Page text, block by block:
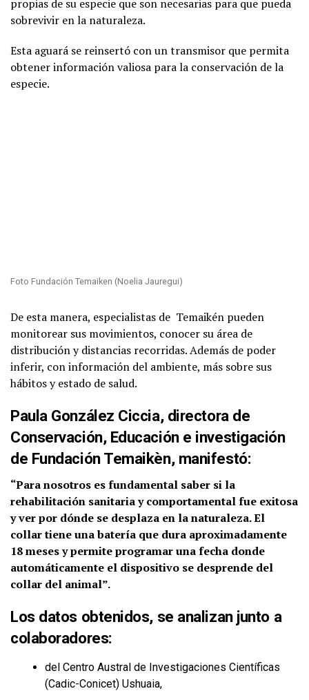
propias de su especie que son necesarias para que pueda
sobrevivir en la naturaleza.
Esta aguará se reinsertó con un transmisor que permita
obtener información valiosa para la conservación de la
especie.
Foto Fundación Temaiken (Noelia Jauregui)
De esta manera, especialistas de Temaikén pueden
monitorear sus movimientos, conocer su área de
distribución y distancias recorridas. Además de poder
inferir, con información del ambiente, más sobre sus
hábitos y estado de salud.
Paula González Ciccia, directora de
Conservación, Educación e investigación
de Fundación Temaikèn, manifestó:
“Para nosotros es fundamental saber si la
rehabilitación sanitaria y comportamental fue exitosa
y ver por dónde se desplaza en la naturaleza. El
collar tiene una batería que dura aproximadamente
18 meses y permite programar una fecha donde
automáticamente el dispositivo se desprende del
collar del animal”.
Los datos obtenidos, se analizan junto a
colaboradores:
del Centro Austral de Investigaciones Científicas
(Cadic-Conicet) Ushuaia,